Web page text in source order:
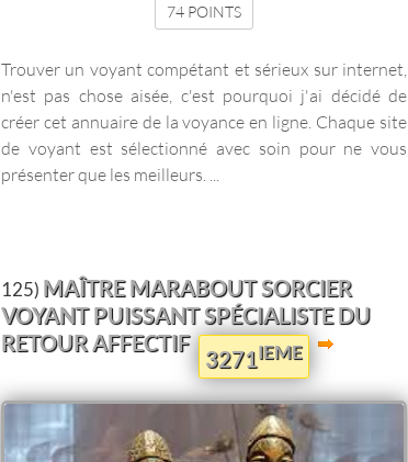
74 POINTS
Trouver un voyant compétant et sérieux sur internet,
n'est pas chose aisée, c'est pourquoi j'ai décidé de
créer cet annuaire de la voyance en ligne. Chaque site
de voyant est sélectionné avec soin pour ne vous
présenter que les meilleurs. ...
125) MAÎTRE MARABOUT SORCIER
VOYANT PUISSANT SPÉCIALISTE DU
RETOUR AFFECTIF
3271IEME